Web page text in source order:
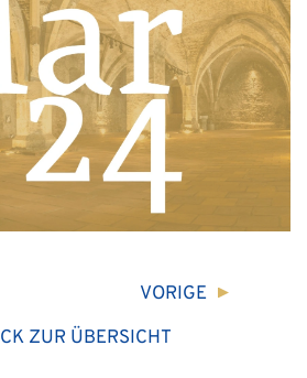
ZUR ÜBERSICHT
VORIGE